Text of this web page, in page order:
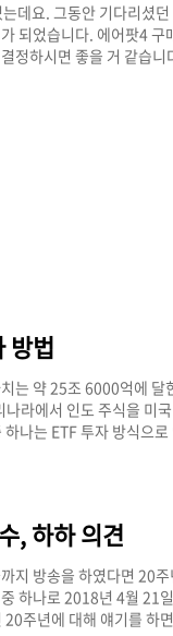
데요. 그동안 기다리셨
되었습니다. 에어팟4
정하시면 좋을 거 같습
가장 할인 및 혜택을 받
구매 시 총 4가지 사전
방법
는 약 25조 6000억에 달
라에서 인도 주식을 미
나는 ETF 투자 방식으
원회 예비서류 제출
, 하하 의견
지 방송을 하였다면 20
하나로 2018년 4월 21
주년에 대해 얘기를 하